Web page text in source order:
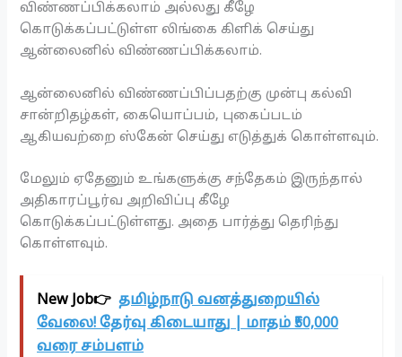
விண்ணப்பிக்கலாம் அல்லது கீழே
கொடுக்கப்பட்டுள்ள லிங்கை கிளிக் செய்து
ஆன்லைனில் விண்ணப்பிக்கலாம்.
ஆன்லைனில் விண்ணப்பிப்பதற்கு முன்பு கல்வி
சான்றிதழ்கள், கையொப்பம், புகைப்படம்
ஆகியவற்றை ஸ்கேன் செய்து எடுத்துக் கொள்ளவும்.
மேலும் ஏதேனும் உங்களுக்கு சந்தேகம் இருந்தால்
அதிகாரப்பூர்வ அறிவிப்பு கீழே
கொடுக்கப்பட்டுள்ளது. அதை பார்த்து தெரிந்து
கொள்ளவும்.
New Job👉 தமிழ்நாடு வனத்துறையில்
வேலை! தேர்வு கிடையாது | மாதம் ₹50,000
வரை சம்பளம்